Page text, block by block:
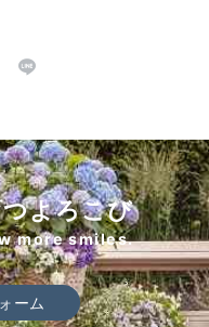
よろこび
more smiles.
ーム